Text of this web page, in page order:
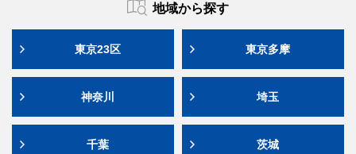
地域から探す
東京23区 東京多摩
神奈川 埼玉
千葉 茨城